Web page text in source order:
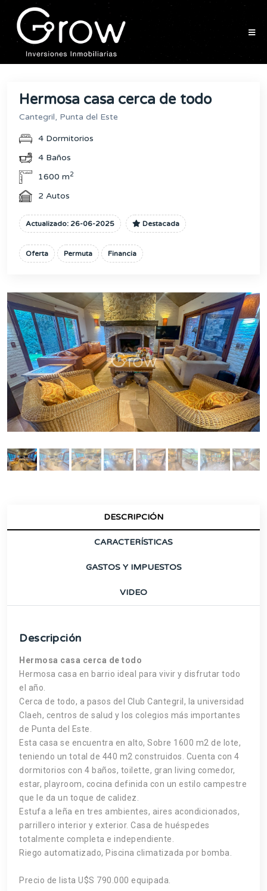
Hermosa casa cerca de todo
Cantegril, Punta del Este
4 Dormitorios
4 Baños
1600 m2
2 Autos
Actualizado: 26-06-2025 Destacada
Oferta Permuta Financia
DESCRIPCIÓN
CARACTERÍSTICAS
GASTOS Y IMPUESTOS
VIDEO
Descripción
Hermosa casa cerca de todo
Hermosa casa en barrio ideal para vivir y disfrutar todo
el año.
Cerca de todo, a pasos del Club Cantegril, la universidad
Claeh, centros de salud y los colegios más importantes
de Punta del Este.
Esta casa se encuentra en alto, Sobre 1600 m2 de lote,
teniendo un total de 440 m2 construidos. Cuenta con 4
dormitorios con 4 baños, toilette, gran living comedor,
estar, playroom, cocina definida con un estilo campestre
que le da un toque de calidez.
Estufa a leña en tres ambientes, aires acondicionados,
parrillero interior y exterior. Casa de huéspedes
totalmente completa e independiente.
Riego automatizado, Piscina climatizada por bomba.
Precio de lista U$S 790.000 equipada.